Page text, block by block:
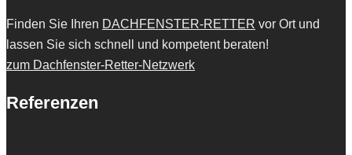
Finden Sie Ihren DACHFENSTER-RETTER vor Ort und
lassen Sie sich schnell und kompetent beraten!
zum Dachfenster-Retter-Netzwerk
Referenzen